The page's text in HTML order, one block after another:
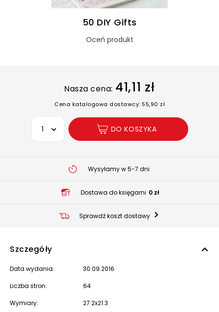
50 DIY Gifts
Oceń produkt
Nasza cena: 41,11 zł
Cena katalogowa dostawcy: 55,90 zł
Wybierz opcję
DO KOSZYKA
Wysyłamy w 5-7 dni
Dostawa do księgarni 0 zł
Sprawdź koszt dostawy
Szczegóły
Data wydania: 30.09.2016
Liczba stron: 64
Wymiary: 27.2x21.3